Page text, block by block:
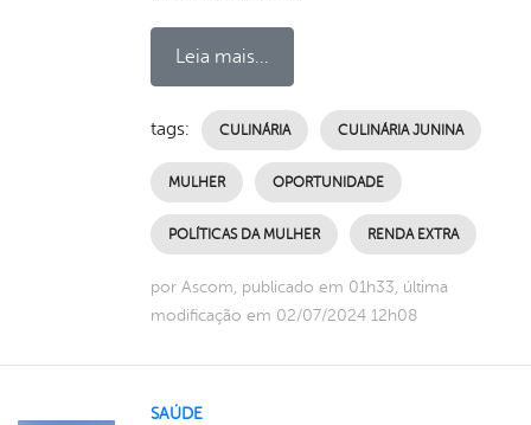
Leia mais...
tags: CULINÁRIA CULINÁRIA JUNINA
MULHER OPORTUNIDADE
POLÍTICAS DA MULHER RENDA EXTRA
por Ascom, publicado em 01h33, última
modificação em 02/07/2024 12h08
SAÚDE